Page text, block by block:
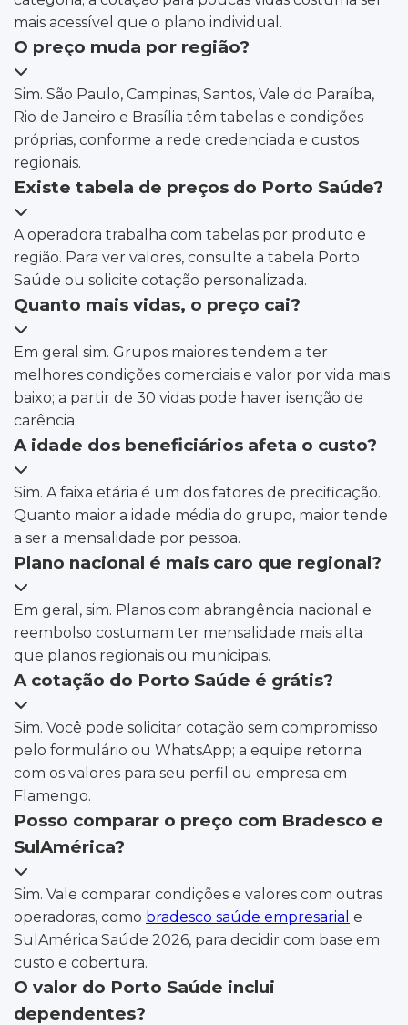
mais acessível que o plano individual.
O preço muda por região?
Sim. São Paulo, Campinas, Santos, Vale do Paraíba,
Rio de Janeiro e Brasília têm tabelas e condições
próprias, conforme a rede credenciada e custos
regionais.
Existe tabela de preços do Porto Saúde?
A operadora trabalha com tabelas por produto e
região. Para ver valores, consulte a tabela Porto
Saúde ou solicite cotação personalizada.
Quanto mais vidas, o preço cai?
Em geral sim. Grupos maiores tendem a ter
melhores condições comerciais e valor por vida mais
baixo; a partir de 30 vidas pode haver isenção de
carência.
A idade dos beneficiários afeta o custo?
Sim. A faixa etária é um dos fatores de precificação.
Quanto maior a idade média do grupo, maior tende
a ser a mensalidade por pessoa.
Plano nacional é mais caro que regional?
Em geral, sim. Planos com abrangência nacional e
reembolso costumam ter mensalidade mais alta
que planos regionais ou municipais.
A cotação do Porto Saúde é grátis?
Sim. Você pode solicitar cotação sem compromisso
pelo formulário ou WhatsApp; a equipe retorna
com os valores para seu perfil ou empresa em
Flamengo.
Posso comparar o preço com Bradesco e
SulAmérica?
Sim. Vale comparar condições e valores com outras
operadoras, como bradesco saúde empresarial e
SulAmérica Saúde 2026, para decidir com base em
custo e cobertura.
O valor do Porto Saúde inclui
dependentes?